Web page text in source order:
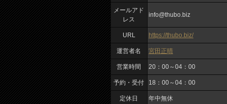
メールアド
レス
info@thubo.biz
URL https://thubo.biz/
運営者名 宮田正晴
営業時間 20：00～04：00
予約・受付 18：00～04：00
定休日 年中無休